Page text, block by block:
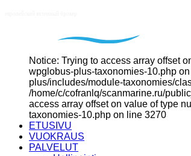
Notice: Trying to access array offset
wpglobus-plus-taxonomies-10.php
plus/includes/module-taxonomies/
/home/c/cofranlq/scanmarine.ru/
access array offset on value of type
taxonomies-10.php on line 3270
ETUSIVU
VUOKRAUS
PALVELUT